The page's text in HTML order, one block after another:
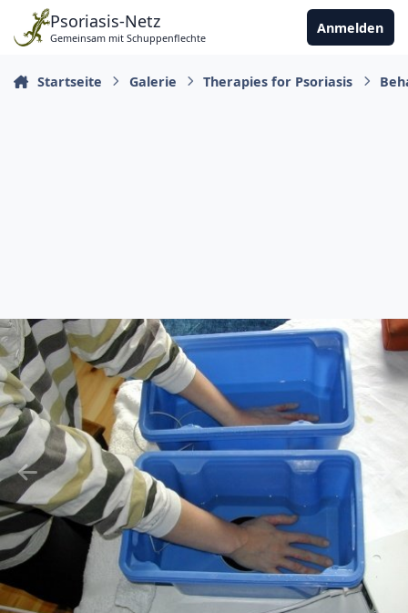
Zu Inhalt springen
Psoriasis-Netz
Gemeinsam mit Schuppenflechte
Anmelden
Startseite Galerie Therapies for Psoriasis